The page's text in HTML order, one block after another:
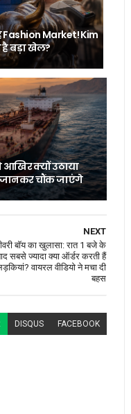
Market! Kim
है बड़ा खेल?
आखिर क्यों उठाया
जानकर चौंक जाएंगे
NEXT
बॉय का खुलासा: रात 1 बजे के
सबसे ज्यादा क्या ऑर्डर करती हैं
वायरल वीडियो ने मचा दी
बहस
DISQUS FACEBOOK